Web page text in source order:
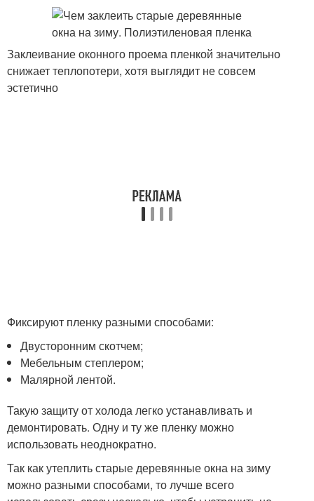
Заклеивание оконного проема пленкой значительно
снижает теплопотери, хотя выглядит не совсем
эстетично
Фиксируют пленку разными способами:
Двусторонним скотчем;
Мебельным степлером;
Малярной лентой.
Такую защиту от холода легко устанавливать и
демонтировать. Одну и ту же пленку можно
использовать неоднократно.
Так как утеплить старые деревянные окна на зиму
можно разными способами, то лучше всего